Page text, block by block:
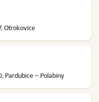
Otrokovice
Pardubice – Polabiny